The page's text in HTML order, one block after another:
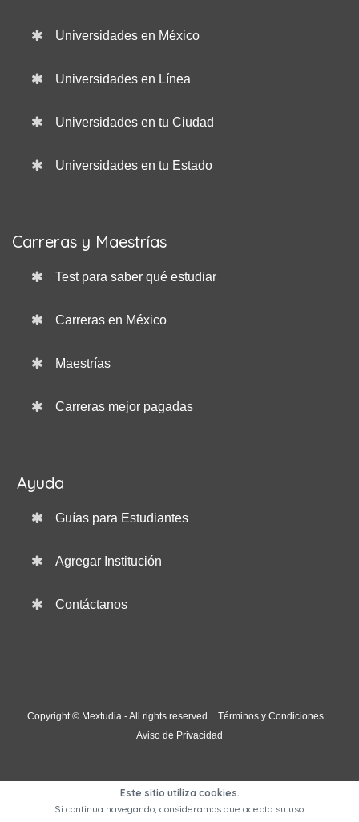
Universidades en México
Universidades en Línea
Universidades en tu Ciudad
Universidades en tu Estado
Carreras y Maestrías
Test para saber qué estudiar
Carreras en México
Maestrías
Carreras mejor pagadas
Ayuda
Guías para Estudiantes
Agregar Institución
Contáctanos
Copyright © Mextudia - All rights reserved
Términos y Condiciones
Aviso de Privacidad
Este sitio utiliza cookies.
Si continua navegando, consideramos que acepta su uso.